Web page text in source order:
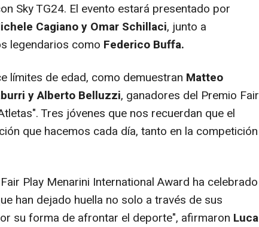
Sky TG24. El evento estará presentado por
Cagiano y Omar Schillaci, junto a
legendarios como Federico Buffa.
límites de edad, como demuestran Matteo
y Alberto Belluzzi, ganadores del Premio Fair
Tres jóvenes que nos recuerdan que el
que hacemos cada día, tanto en la competición
Play Menarini International Award ha celebrado
han dejado huella no solo a través de sus
su forma de afrontar el deporte", afirmaron Luca